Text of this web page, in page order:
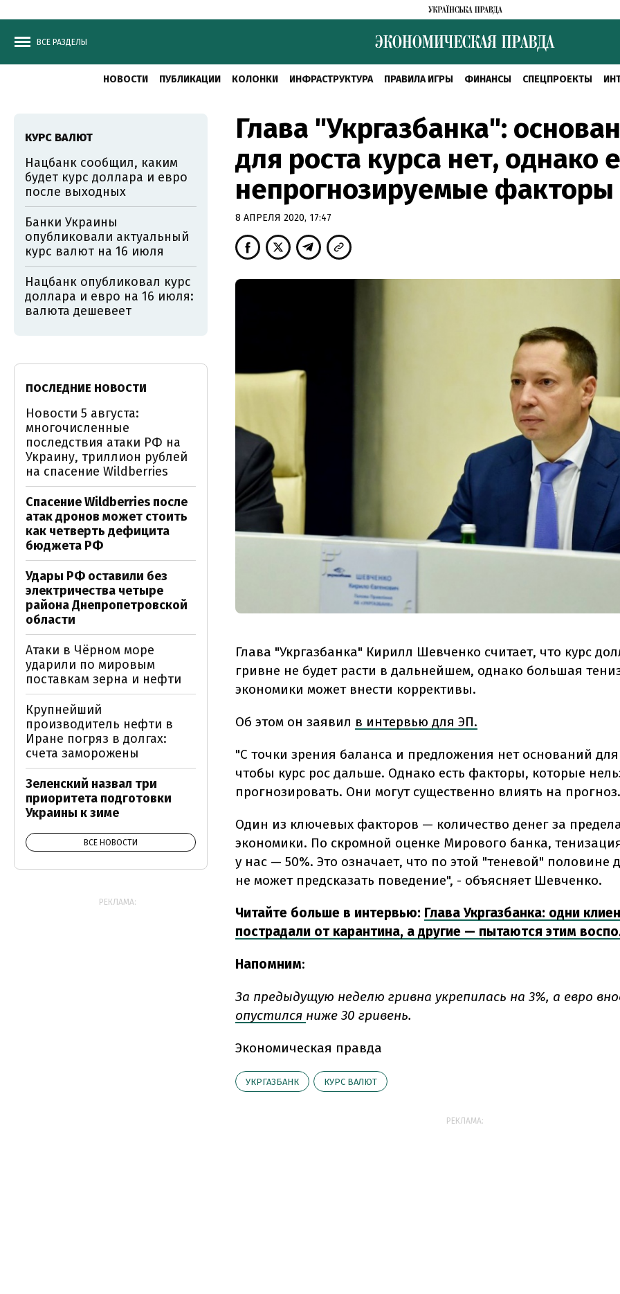
ВСЕ РАЗДЕЛЫ
НОВОСТИ ПУБЛИКАЦИИ КОЛОНКИ ИНФРАСТРУКТУРА ПРАВИЛА ИГРЫ ФИНАНСЫ СПЕЦПРОЕКТЫ
Глава "Укргазбанка":
для роста курса нет, однако
непрогнозируемые факторы
8 АПРЕЛЯ 2020, 17:47
Глава "Укргазбанка" Кирилл Шевченко считает, что курс
гривне не будет расти в дальнейшем, однако большая
экономики может внести коррективы.
Об этом он заявил в интервью для ЭП.
"С точки зрения баланса и предложения нет оснований для
чтобы курс рос дальше. Однако есть факторы, которые
прогнозировать. Они могут существенно влиять на прогноз.
Один из ключевых факторов — количество денег за
экономики. По скромной оценке Мирового банка,
у нас — 50%. Это означает, что по этой "теневой" половине
не может предсказать поведение", - объясняет Шевченко.
Читайте больше в интервью: Глава Укргазбанка: одни
пострадали от карантина, а другие — пытаются этим
Напомним:
За предыдущую неделю гривна укрепилась на 3%, а евро
опустился ниже 30 гривень.
Экономическая правда
УКРГАЗБАНК КУРС ВАЛЮТ
РЕКЛАМА:
КУРС ВАЛЮТ
Нацбанк сообщил, каким
будет курс доллара и евро
после выходных
Банки Украины
опубликовали актуальный
курс валют на 16 июля
Нацбанк опубликовал курс
доллара и евро на 16 июля:
валюта дешевеет
ПОСЛЕДНИЕ НОВОСТИ
Новости 5 августа:
многочисленные
последствия атаки РФ на
Украину, триллион рублей
на спасение Wildberries
Спасение Wildberries после
атак дронов может стоить
как четверть дефицита
бюджета РФ
Удары РФ оставили без
электричества четыре
района Днепропетровской
области
Атаки в Чёрном море
ударили по мировым
поставкам зерна и нефти
Крупнейший
производитель нефти в
Иране погряз в долгах:
счета заморожены
Зеленский назвал три
приоритета подготовки
Украины к зиме
ВСЕ НОВОСТИ
РЕКЛАМА: